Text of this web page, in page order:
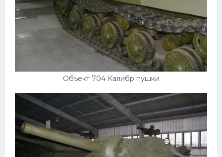
Объект 704 Калибр пушки